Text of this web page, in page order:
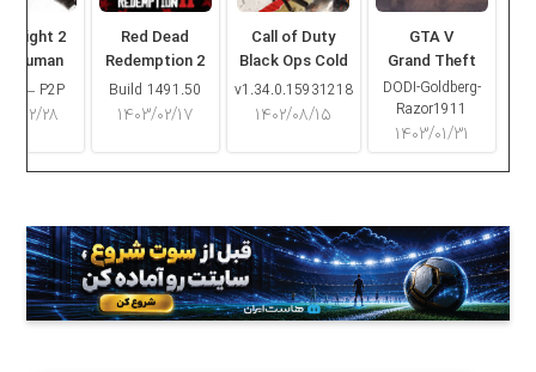
GTA V
Grand Theft
Auto V
DODI-Goldberg-
Razor1911
۱۴۰۳/۰۱/۳۱
Call of Duty
Black Ops Cold
War
v1.34.0.15931218
۱۴۰۲/۰۸/۱۵
Red Dead
Redemption 2
Build 1491.50
۱۴۰۳/۰۲/۱۷
Light 2
Human
– P2P
۱۴۰۳/